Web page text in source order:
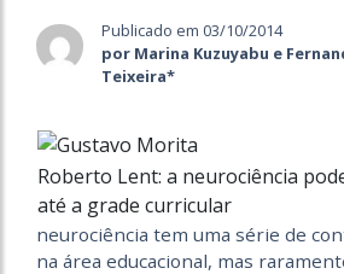
Publicado em 03/10/2014
por Marina Kuzuyabu e
Teixeira*
Roberto Lent: a neurociência
até a grade curricular
neurociência tem uma série de
na área educacional, mas